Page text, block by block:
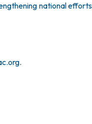
national efforts
.